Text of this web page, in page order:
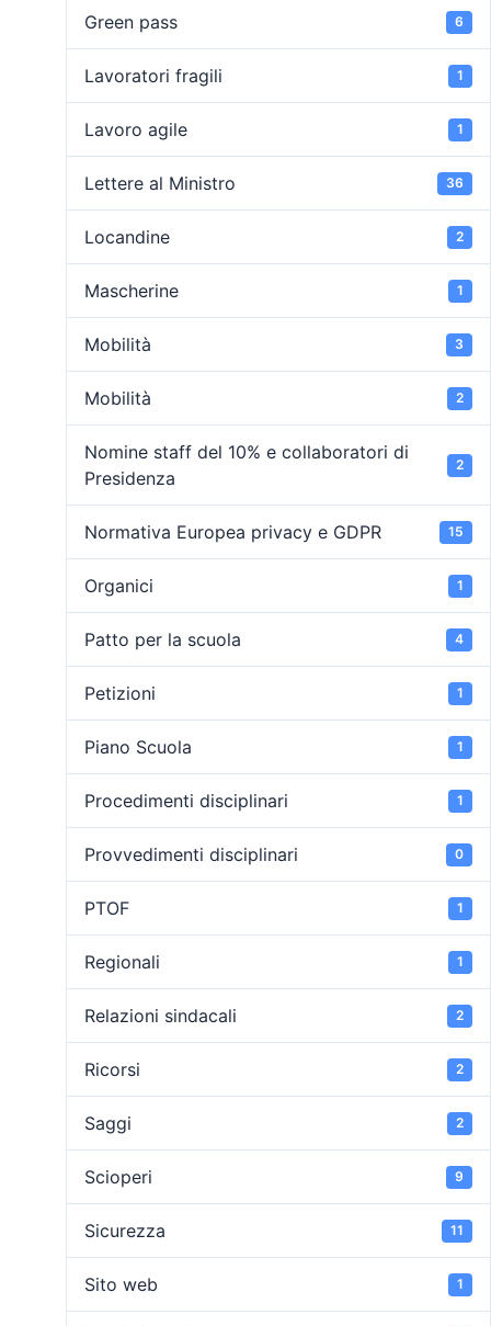
Green pass 6
Lavoratori fragili 1
Lavoro agile 1
Lettere al Ministro 36
Locandine 2
Mascherine 1
Mobilità 3
Mobilità 2
Nomine staff del 10% e collaboratori di
Presidenza
2
Normativa Europea privacy e GDPR 15
Organici 1
Patto per la scuola 4
Petizioni 1
Piano Scuola 1
Procedimenti disciplinari 1
Provvedimenti disciplinari 0
PTOF 1
Regionali 1
Relazioni sindacali 2
Ricorsi 2
Saggi 2
Scioperi 9
Sicurezza 11
Sito web 1